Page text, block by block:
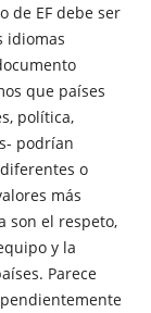
de EF debe ser
idiomas
que países
política,
podrían
o
más
son el respeto,
y la
Parece